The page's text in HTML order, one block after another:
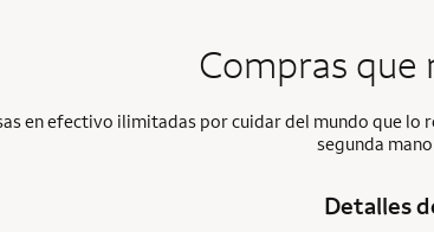
Compras que
en efectivo ilimitadas por cuidar del mundo que
segunda
Detalles